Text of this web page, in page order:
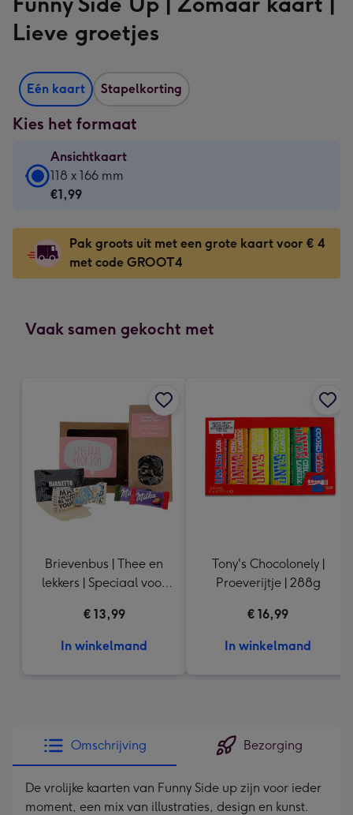
Lieve groetjes
Eén kaart Stapelkorting
Kies het formaat
Ansichtkaart
Ansichtkaart
-
-
118
x
-
mm
118 x 166 mm
€1,99
Pak groots uit met een grote kaart voor € 4
met code GROOT4
Vaak samen gekocht met
Brievenbus | Thee en
lekkers | Speciaal voor
€ 13,99
In winkelmand
Tony's Chocolonely |
Proeverijtje | 288g
€ 16,99
In winkelmand
Omschrijving Bezorging
De vrolijke kaarten van Funny Side up zijn voor ieder
moment, een mix van illustraties, design en kunst.